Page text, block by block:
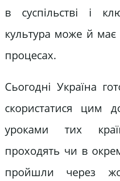
в суспільстві і
культура може й має
процесах.
Сьогодні Україна
скористатися цим
уроками тих
проходять чи в
пройшли через